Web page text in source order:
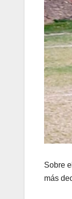
Sobre
más